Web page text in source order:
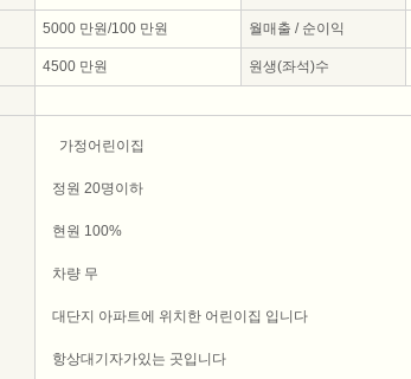
5000 만원/100 만원 월매출 / 순이익
4500 만원 원생(좌석)수
가정어린이집
정원 20명이하
현원 100%
차량 무
대단지 아파트에 위치한 어린이집 입니다
항상대기자가있는 곳입니다